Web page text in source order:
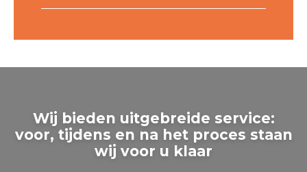
Wij bieden uitgebreide service:
voor, tijdens en na het proces staan
wij voor u klaar